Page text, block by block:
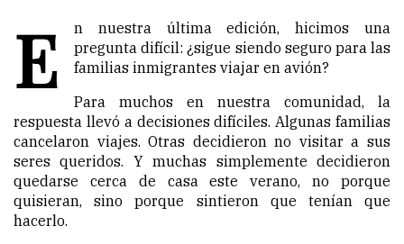
E
n nuestra última edición, hicimos una
pregunta difícil: ¿sigue siendo seguro para las
familias inmigrantes viajar en avión?
Para muchos en nuestra comunidad, la
respuesta llevó a decisiones difíciles. Algunas familias
cancelaron viajes. Otras decidieron no visitar a sus
seres queridos. Y muchas simplemente decidieron
quedarse cerca de casa este verano, no porque
quisieran, sino porque sintieron que tenían que
hacerlo.